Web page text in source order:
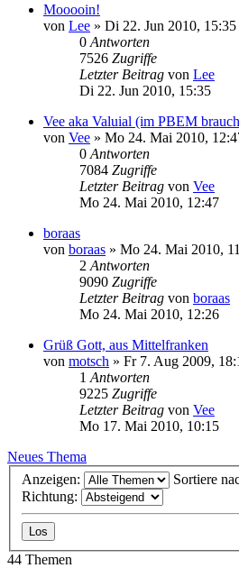
Mooooin!
von Lee » Di 22. Jun 2010, 15:35
0 Antworten
7526 Zugriffe
Letzter Beitrag von Lee
Di 22. Jun 2010, 15:35
Vee aka Valuial (im PBEM
von Vee » Mo 24. Mai 2010,
0 Antworten
7084 Zugriffe
Letzter Beitrag von Vee
Mo 24. Mai 2010, 12:47
boraas
von boraas » Mo 24. Mai 2010,
2 Antworten
9090 Zugriffe
Letzter Beitrag von boraas
Mo 24. Mai 2010, 12:26
Grüß Gott, aus Mittelfranken
von motsch » Fr 7. Aug 2009,
1 Antworten
9225 Zugriffe
Letzter Beitrag von Vee
Mo 17. Mai 2010, 10:15
Neues Thema
Anzeigen:
Sortiere
Richtung:
44 Themen